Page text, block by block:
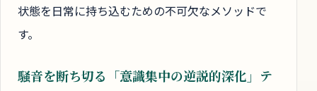
状態を日常に持ち込むための不可欠なメソッドで
す。
騒音を断ち切る「意識集中の逆説的深化」テ